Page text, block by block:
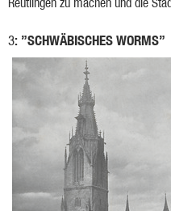
Reutlingen zu machen und die
3: ”SCHWÄBISCHES WORMS”